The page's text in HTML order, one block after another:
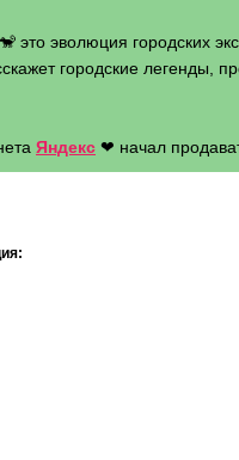
это эволюция городских
городские легенды,
Яндекс ❤ начал